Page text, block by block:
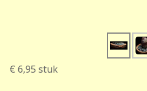
€ 6,95 stuk